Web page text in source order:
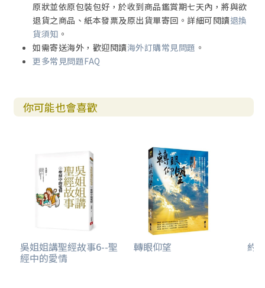
不久，家人找到一個更為保守的小循理會教會，雖然那裡的
牧師與會眾其實是溫和的人；但接下來的這些年，因為他們
的嚴謹，在我信仰生命的年輪中，留下一圈可被稱為「地獄
火層」（Hellfire Layer）的紀錄（譯註：嚴謹的基督信仰，
常用地獄火來警示人的罪惡結局）；之後我離家就學於東北
想像中的「地獄火」潑冷水。
主義有其吸引力，這算是時髦的玩意兒，對美國資產階級社
會的批判，也很有說服力，但它的哲學基礎讓我覺得困擾。
我似乎看到在我面前有兩個陣營，而兩者都有其激進的錯
誤：醉心於社會正義的人士是道德的相對主義者（moral rel
ativists）（譯註：缺乏堅定的道德標準）；而那些道德正直
之士，似乎又對世上普遍發生的壓迫現況漠不關心。在情感
上，我心傾向於前者—哪個年輕人不會呢？你可以解放受壓迫
的人，然後與你想要的人同睡；但我不斷問一個問題：「如
果道德是相對的，為何社會公義就不是相對的呢？」這樣的
原狀並依原包裝包好，於收到商品鑑賞期七天內，將與欲
退貨之商品、紙本發票及原出貨單寄回。詳細可閱讀退換
貨須知 。
如需寄送海外，歡迎閱讀海外訂購常見問題 。
更多常見問題FAQ
你可能也會喜歡
吳姐姐講聖經故事6--聖
經中的愛情
轉眼仰望 約